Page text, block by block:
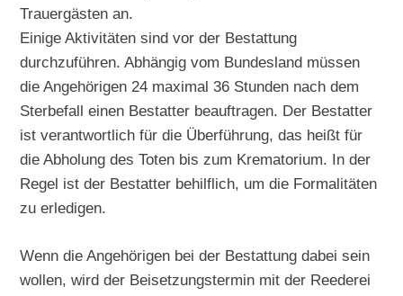
Trauergästen an.
Einige Aktivitäten sind vor der Bestattung
durchzuführen. Abhängig vom Bundesland müssen
die Angehörigen 24 maximal 36 Stunden nach dem
Sterbefall einen Bestatter beauftragen. Der Bestatter
ist verantwortlich für die Überführung, das heißt für
die Abholung des Toten bis zum Krematorium. In der
Regel ist der Bestatter behilflich, um die Formalitäten
zu erledigen.
Wenn die Angehörigen bei der Bestattung dabei sein
wollen, wird der Beisetzungstermin mit der Reederei